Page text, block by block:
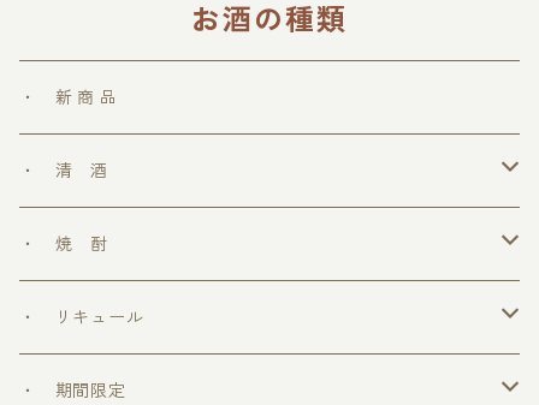
お酒の種類
・ 新 商 品
・ 清 酒
勝鷹
・ 焼 酎
＞ めちゃうまシリーズ
・ リキュール
＞ ウフフの乳酸菌シリーズ
・ 期間限定